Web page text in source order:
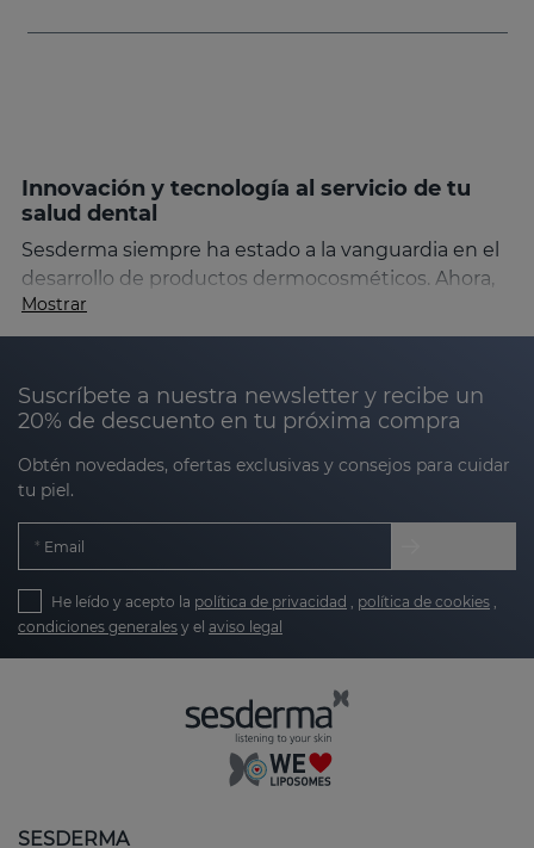
Innovación y tecnología al servicio de tu
salud dental
Sesderma siempre ha estado a la vanguardia en el
desarrollo de productos dermocosméticos. Ahora,
esta experiencia se traslada a la salud dental,
aplicando nuestrainnovadora tecnología
liberación controlada y profunda,asegurando que
los beneficios lleguen allí donde más los necesitas.
Beneficios del cuidado dental Sesderma:
Prevención eficaz contra la caries y la placa
factores que causan problemas dentales,
previniendo la aparición de caries y la
Cuidado suave y efectivo para las encías:
formulaciones calmantes y antiinflamatorias
para mantener tus encías saludables y libres
Mostrar
Suscríbete a nuestra newsletter y recibe un
20% de descuento en tu próxima compra
Obtén novedades, ofertas exclusivas y consejos para cuidar
tu piel.
Email
He leído y acepto la política de privacidad , política de cookies ,
condiciones generales y el aviso legal
SESDERMA